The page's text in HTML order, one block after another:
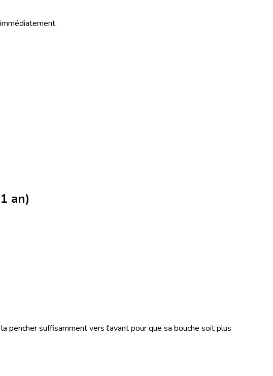
an)
pencher suffisamment vers l'avant pour que sa bouche soit plus